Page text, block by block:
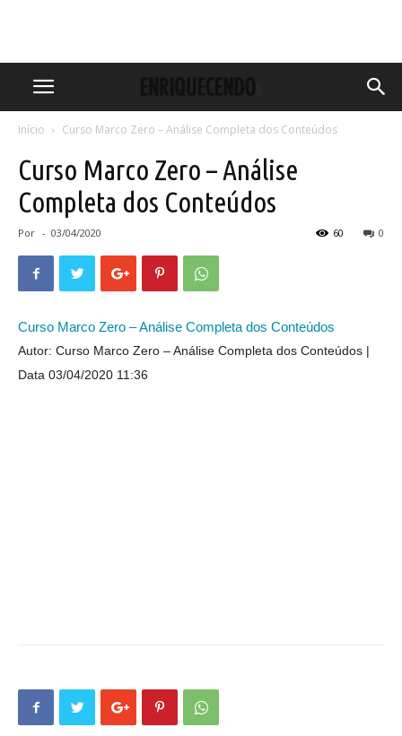
Início Curso Marco Zero – Análise Completa dos Conteúdos
Curso Marco Zero – Análise
Completa dos Conteúdos
Por - 03/04/2020 0
60
Curso Marco Zero – Análise Completa dos Conteúdos
Autor: Curso Marco Zero – Análise Completa dos Conteúdos
Data 03/04/2020 11:36